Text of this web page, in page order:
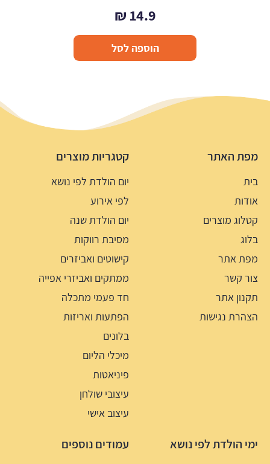
14.9
₪
הוספה לסל
מפת האתר
בית
אודות
קטלוג מוצרים
בלוג
מפת אתר
צור קשר
תקנון אתר
הצהרת נגישות
קטגריות מוצרים
יום הולדת לפי נושא
לפי אירוע
יום הולדת שנה
מסיבת רווקות
קישוטים ואביזרים
ממתקים ואביזרי אפייה
חד פעמי מתכלה
הפתעות ואריזות
בלונים
מיכלי הליום
פיניאטות
עיצובי שולחן
עיצוב אישי
ימי הולדת לפי נושא עמודים נוספים